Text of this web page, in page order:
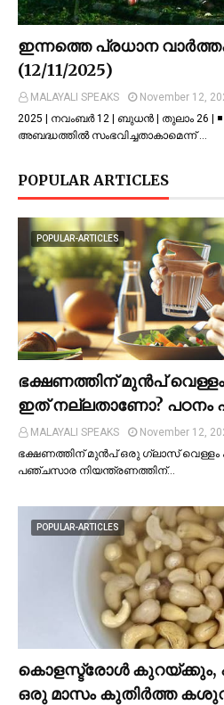
ഇന്നത്തെ പ്രധാന
(12/11/2025)
MALAYALI SPEAKS
November 12,
2025 | നവംബർ 12 | ബുധൻ | തുലാം 26 |
അബദ്ധത്തില്‍ സംഭവിച്ചതാകാമെന്ന് …
POPULAR ARTICLES
POPULAR-ARTICLES
ഭക്ഷണത്തിന് മുന്‍പ്
ഇത് നല്ലതാണോ? പഠനം
MALAYALI SPEAKS
November 12,
ഭക്ഷണത്തിന് മുന്‍പ് ഒരു ഗ്ലാസ് വെള്ളം
പഞ്ചസാര നിയന്ത്രണത്തിന്…
POPULAR-ARTICLES
കൊളസ്ട്രോള്‍ കുറയ്ക്കും,
ഒരു മാസം കുതിര്‍ത്ത